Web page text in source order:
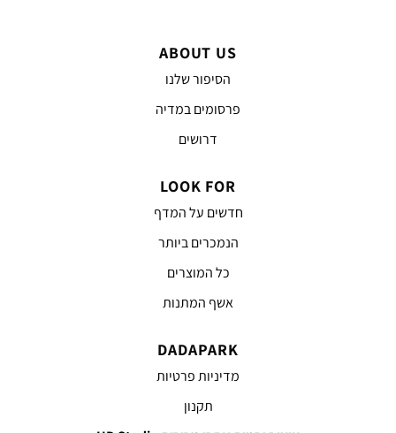
ABOUT US
הסיפור שלנו
פרסומים במדיה
דרושים
LOOK FOR
חדשים על המדף
הנמכרים ביותר
כל המוצרים
אשף המתנות
DADAPARK
מדיניות פרטיות
תקנון